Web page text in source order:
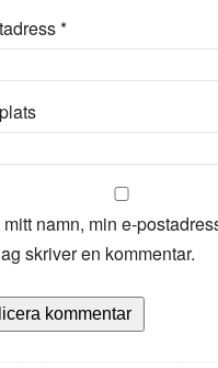
*
namn, min e-
skriver en kommentar.